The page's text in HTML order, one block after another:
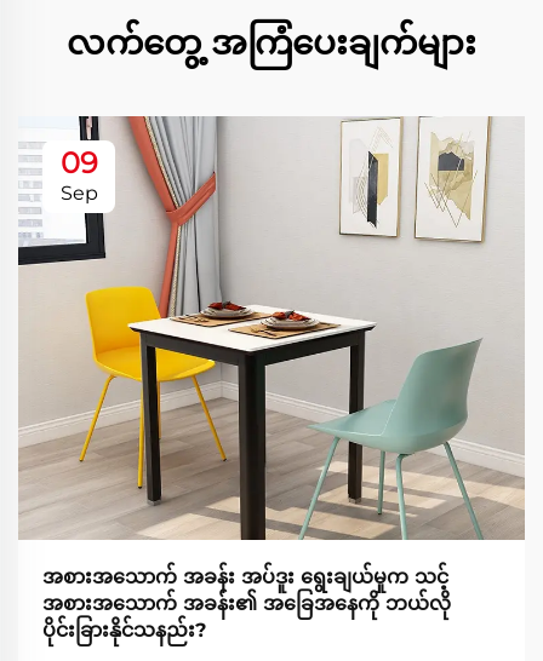
လက်တွေ့ အကြံပေးချက်များ
09
Sep
အစားအသောက် အခန်း အပ်ဒူး ရွေးချယ်မှုက သင့်
အစားအသောက် အခန်း၏ အခြေအနေကို ဘယ်လို
ပိုင်းခြားနိုင်သနည်း?